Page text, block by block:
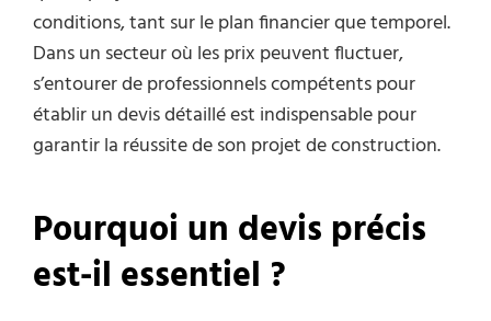
conditions, tant sur le plan financier que temporel.
Dans un secteur où les prix peuvent fluctuer,
s’entourer de professionnels compétents pour
établir un devis détaillé est indispensable pour
garantir la réussite de son projet de construction.
Pourquoi un devis précis
est-il essentiel ?